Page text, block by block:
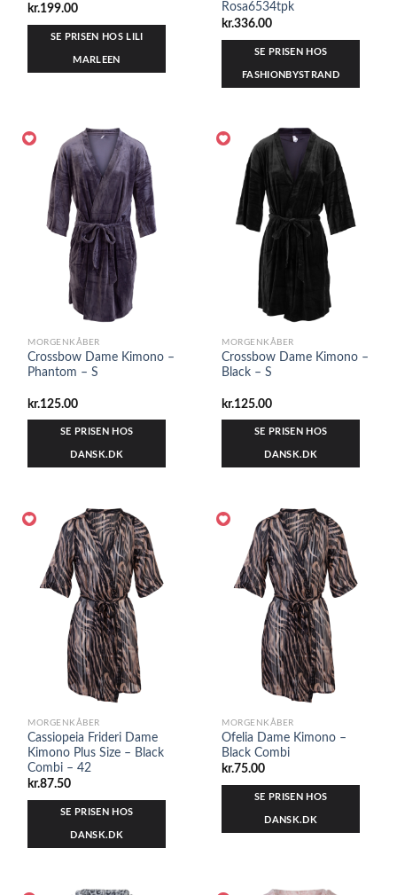
kr.199.00
SE PRISEN HOS LILI
MARLEEN
Rosa6534tpk
kr.336.00
SE PRISEN HOS
FASHIONBYSTRAND
MORGENKÅBER
Crossbow Dame Kimono –
Phantom – S
kr.125.00
SE PRISEN HOS
DANSK.DK
MORGENKÅBER
Crossbow Dame Kimono –
Black – S
kr.125.00
SE PRISEN HOS
DANSK.DK
MORGENKÅBER
Cassiopeia Frideri Dame
Kimono Plus Size – Black
Combi – 42
kr.87.50
SE PRISEN HOS
DANSK.DK
MORGENKÅBER
Ofelia Dame Kimono –
Black Combi
kr.75.00
SE PRISEN HOS
DANSK.DK